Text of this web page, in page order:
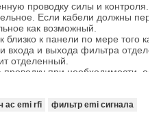
проводку силы и контроля.
Если кабели должны
как возможный.
близко к панели по мере того
входа и выхода фильтра
отделенный.
при необходимости,
ac emi rfi
фильтр emi сигнала